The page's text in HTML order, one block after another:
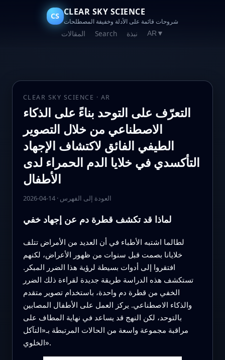
CS CLEAR SKY SCIENCE
شروحات قائمة على الأدلة وخفيفة المصطلحات
المقالات Search نبذة AR ▼
CLEAR SKY SCIENCE · AR
التعرّف على التوحد بناءً على الذكاء
الاصطناعي من خلال التصوير
الطيفي الفائق لاكتشاف الإجهاد
التأكسدي في خلايا الدم الحمراء لدى
الأطفال
2026-04-14· العودة إلى الفهرس
لماذا قد تكشف قطرة دم عن إجهاد خفي
لطالما اشتبه الأطباء في أن العديد من الأمراض تتلف
خلايانا بصمت قبل سنوات من ظهور الأعراض، لكنهم
افتقروا إلى أدوات بسيطة لرؤية هذا الضرر المبكر.
تستكشف هذه الدراسة طريقة جديدة لقراءة ذلك الضرر
الخفي من قطرة دم واحدة، باستخدام تصوير متقدم
والذكاء الاصطناعي. يركز العمل على الأطفال المصابين
بالتوحد، لكن النهج قد يساعد في نهاية المطاف على
مراقبة مجموعة واسعة من الحالات المرتبطة بـ«التآكل
الخلوي».